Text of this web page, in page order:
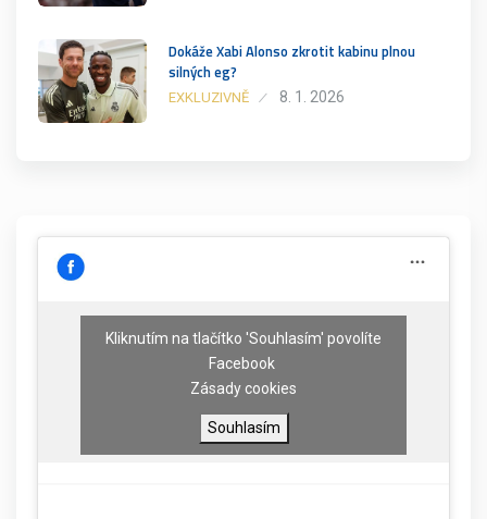
Dokáže Xabi Alonso zkrotit kabinu plnou
silných eg?
EXKLUZIVNĚ 8. 1. 2026
Kliknutím na tlačítko 'Souhlasím' povolíte
Facebook
Zásady cookies
Souhlasím